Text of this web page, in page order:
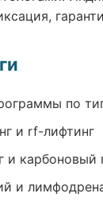
по
и rf-лифтинг
и карбоновый
и